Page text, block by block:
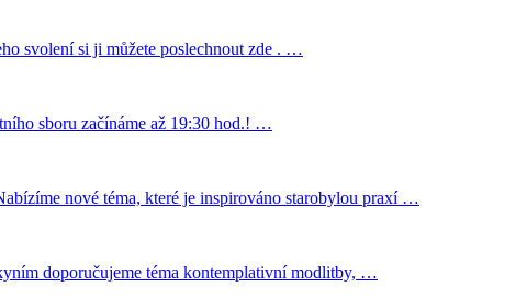
svolení si ji můžete poslechnout zde . …
sboru začínáme až 19:30 hod.! …
nové téma, které je inspirováno starobylou praxí …
doporučujeme téma kontemplativní modlitby, …